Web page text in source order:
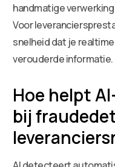
handmatige
Voor
snelheid dat je
verouderde informatie.
Hoe helpt
bij